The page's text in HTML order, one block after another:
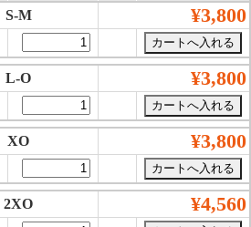
S-M ¥3,800
L-O ¥3,800
XO ¥3,800
2XO ¥4,560